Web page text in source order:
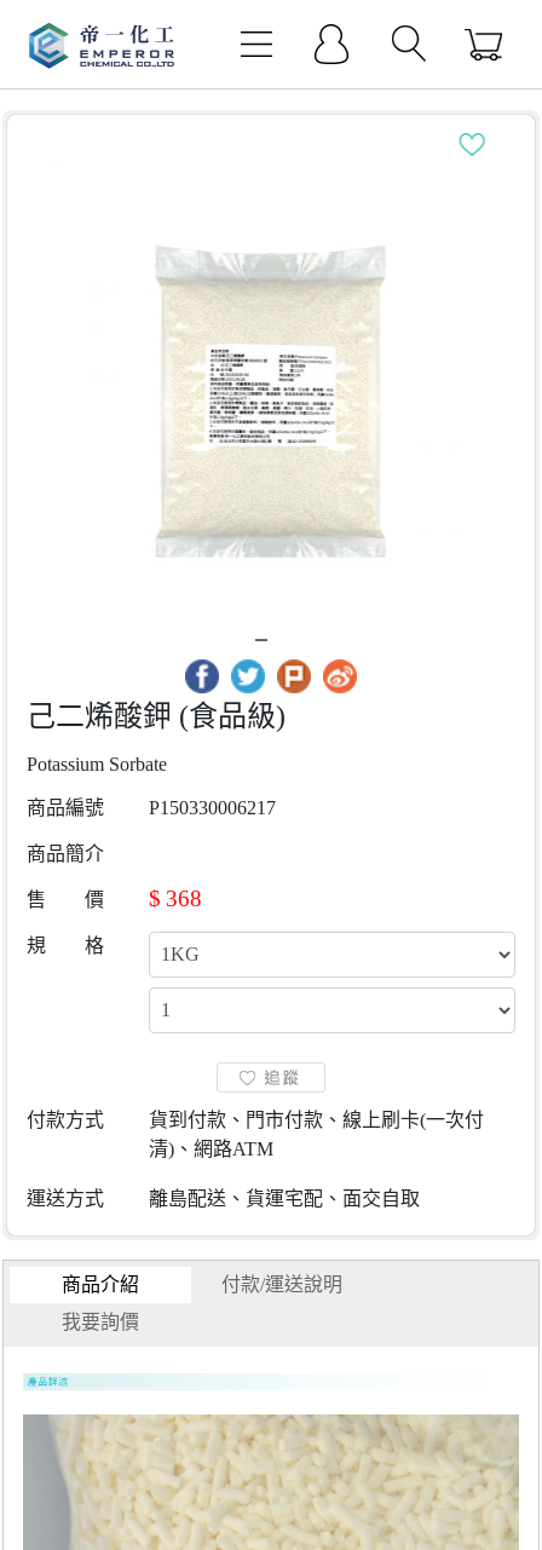
己二烯酸鉀 (食品級)
Potassium Sorbate
商品編號 P150330006217
商品簡介
售 價 $ 368
規 格
付款方式
貨到付款、門市付款、線上刷卡(一次付
清)、網路ATM
運送方式 離島配送、貨運宅配、面交自取
商品介紹
付款/運送說明
我要詢價